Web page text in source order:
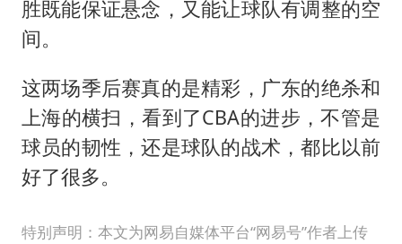
胜既能保证悬念，又能让球队有调整的空
间。
这两场季后赛真的是精彩，广东的绝杀和
上海的横扫，看到了CBA的进步，不管是
球员的韧性，还是球队的战术，都比以前
好了很多。
特别声明：本文为网易自媒体平台“网易号”作者上传